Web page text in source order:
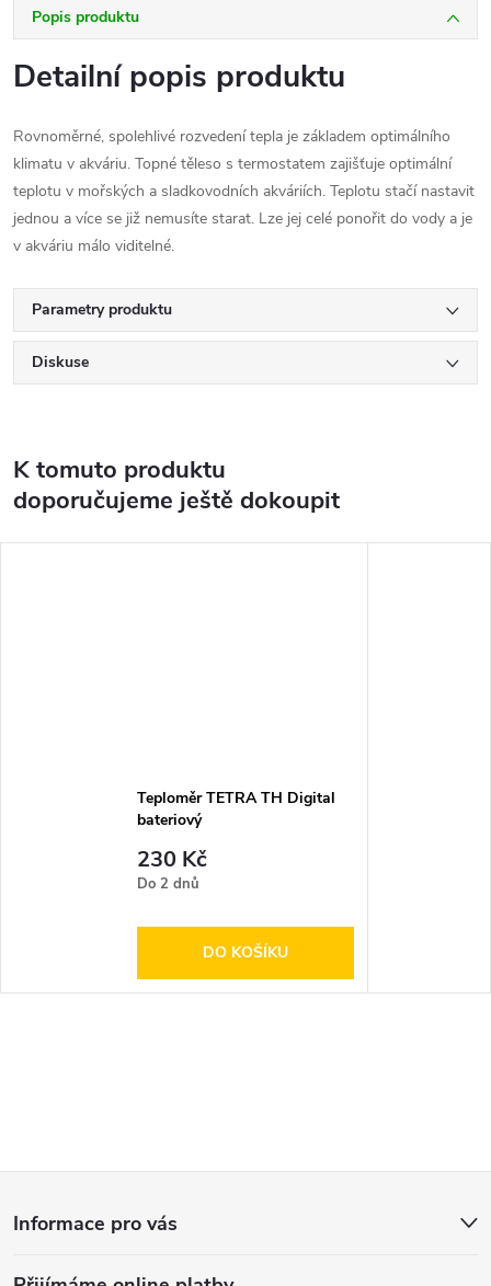
Popis produktu
Detailní popis produktu
Rovnoměrné, spolehlivé rozvedení tepla je základem optimálního
klimatu v akváriu. Topné těleso s termostatem zajišťuje optimální
teplotu v mořských a sladkovodních akváriích. Teplotu stačí nastavit
jednou a více se již nemusíte starat. Lze jej celé ponořit do vody a je
v akváriu málo viditelné.
Parametry produktu
Diskuse
K tomuto produktu
doporučujeme ještě dokoupit
Teploměr TETRA TH Digital
bateriový
230 Kč
Do 2 dnů
DO KOŠÍKU
Informace pro vás